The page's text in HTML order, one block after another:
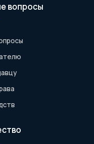
вопросы